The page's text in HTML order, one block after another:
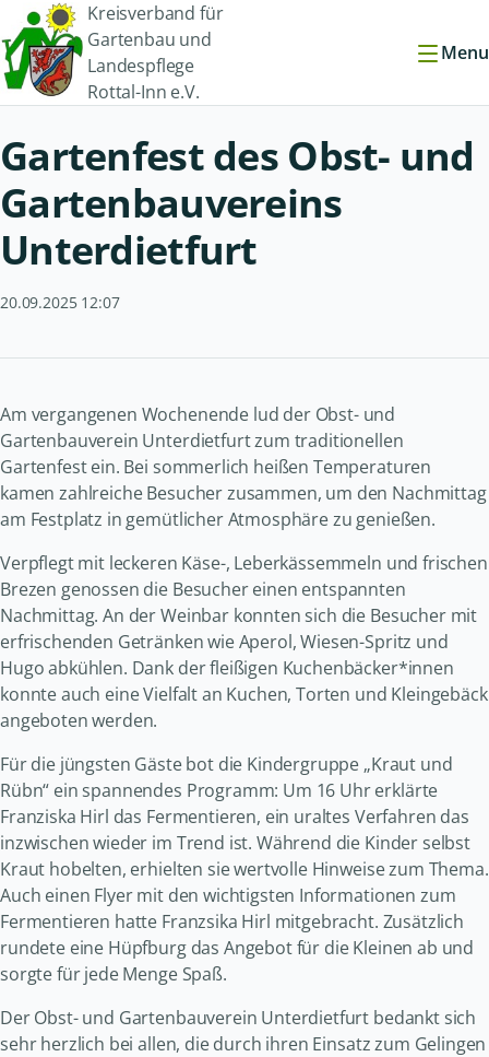
Kreisverband für
Gartenbau und
Landespflege
Rottal-Inn e.V.
Menu
Gartenfest des Obst- und
Gartenbauvereins
Unterdietfurt
20.09.2025 12:07
Am vergangenen Wochenende lud der Obst- und
Gartenbauverein Unterdietfurt zum traditionellen
Gartenfest ein. Bei sommerlich heißen Temperaturen
kamen zahlreiche Besucher zusammen, um den Nachmittag
am Festplatz in gemütlicher Atmosphäre zu genießen.
Verpflegt mit leckeren Käse-, Leberkässemmeln und frischen
Brezen genossen die Besucher einen entspannten
Nachmittag. An der Weinbar konnten sich die Besucher mit
erfrischenden Getränken wie Aperol, Wiesen-Spritz und
Hugo abkühlen. Dank der fleißigen Kuchenbäcker*innen
konnte auch eine Vielfalt an Kuchen, Torten und Kleingebäck
angeboten werden.
Für die jüngsten Gäste bot die Kindergruppe „Kraut und
Rübn“ ein spannendes Programm: Um 16 Uhr erklärte
Franziska Hirl das Fermentieren, ein uraltes Verfahren das
inzwischen wieder im Trend ist. Während die Kinder selbst
Kraut hobelten, erhielten sie wertvolle Hinweise zum Thema.
Auch einen Flyer mit den wichtigsten Informationen zum
Fermentieren hatte Franzsika Hirl mitgebracht. Zusätzlich
rundete eine Hüpfburg das Angebot für die Kleinen ab und
sorgte für jede Menge Spaß.
Der Obst- und Gartenbauverein Unterdietfurt bedankt sich
sehr herzlich bei allen, die durch ihren Einsatz zum Gelingen